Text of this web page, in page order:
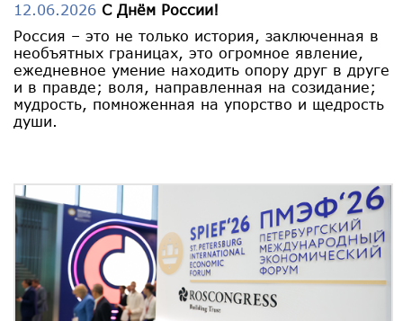
12.06.2026 С Днём России!
Россия – это не только история, заключенная в
необъятных границах, это огромное явление,
ежедневное умение находить опору друг в друге
и в правде; воля, направленная на созидание;
мудрость, помноженная на упорство и щедрость
души.